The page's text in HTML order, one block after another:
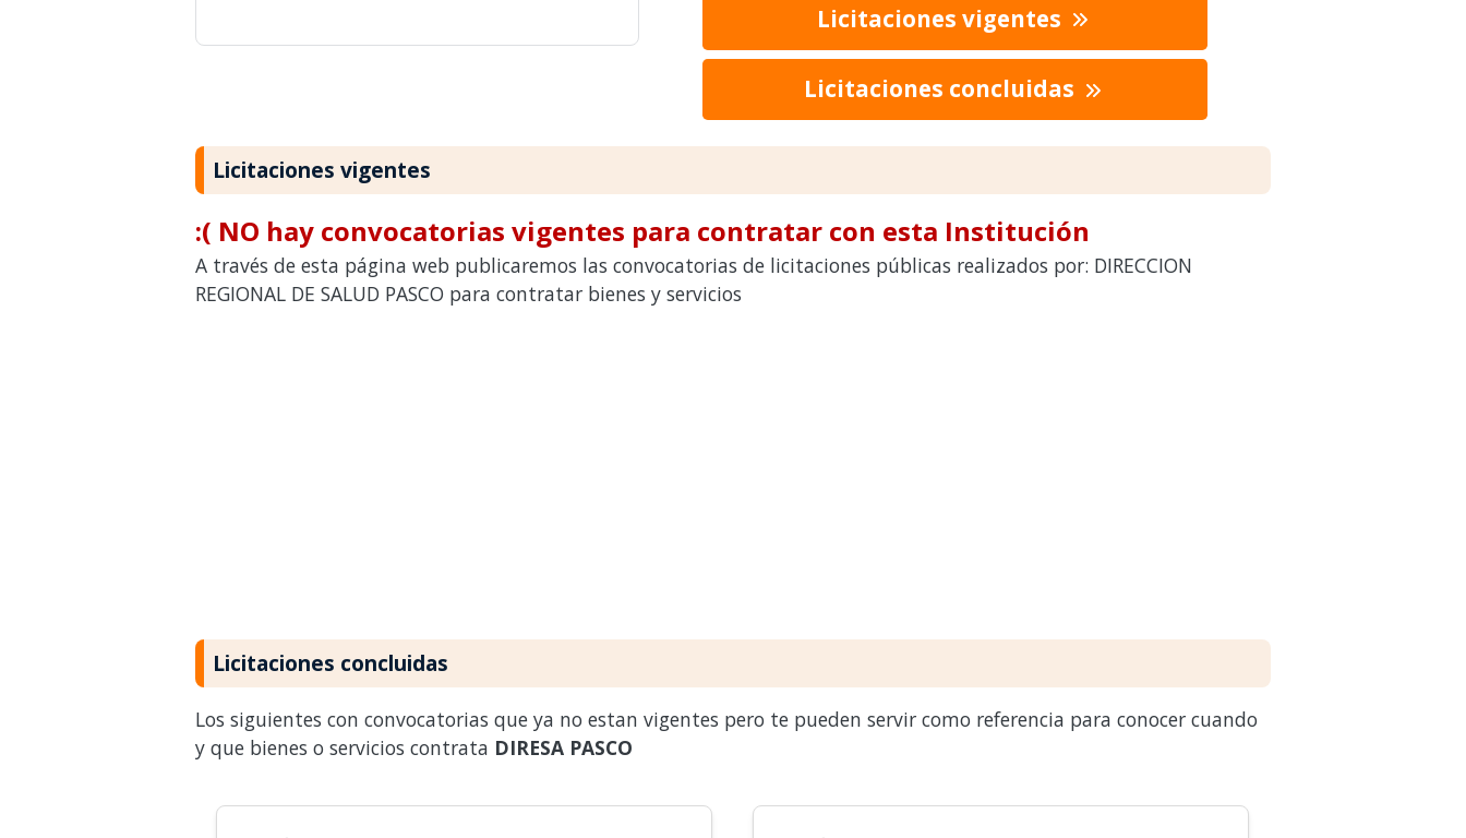
Licitaciones vigentes
Licitaciones concluidas
Licitaciones vigentes
:( NO hay convocatorias vigentes para contratar con esta Institución
A través de esta página web publicaremos las convocatorias de licitaciones públicas realizados por: DIRECCION
REGIONAL DE SALUD PASCO para contratar bienes y servicios
Licitaciones concluidas
Los siguientes con convocatorias que ya no estan vigentes pero te pueden servir como referencia para conocer cuando
y que bienes o servicios contrata DIRESA PASCO